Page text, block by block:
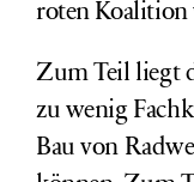
roten Koalition
Zum Teil liegt
zu wenig
Bau von